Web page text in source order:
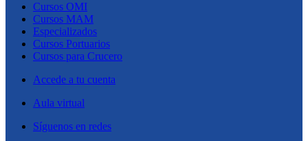
Cursos OMI
Cursos MAM
Especializados
Cursos Portuarios
Cursos para Crucero
Accede a tu cuenta
Aula virtual
Síguenos en redes